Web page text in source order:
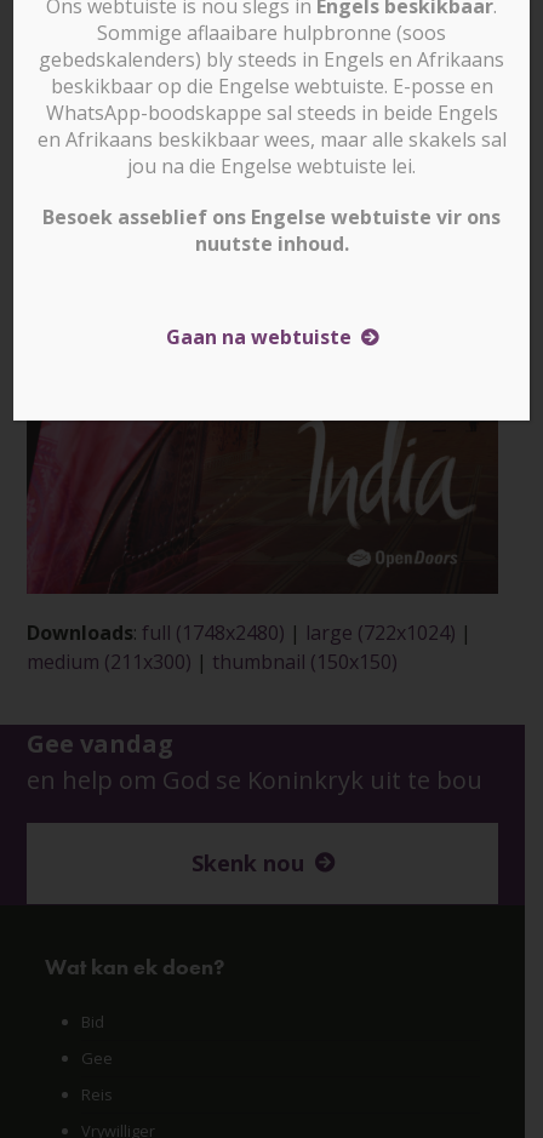
Downloads: full (1748x2480) | large (722x1024) |
medium (211x300) | thumbnail (150x150)
Gee vandag
en help om God se Koninkryk uit te bou
Skenk nou
Wat kan ek doen?
Bid
Gee
Reis
Vrywilliger
Ons webtuiste is nou slegs in Engels beskikbaar.
Sommige aflaaibare hulpbronne (soos
gebedskalenders) bly steeds in Engels en Afrikaans
beskikbaar op die Engelse webtuiste. E-posse en
WhatsApp-boodskappe sal steeds in beide Engels
en Afrikaans beskikbaar wees, maar alle skakels sal
jou na die Engelse webtuiste lei.
Besoek asseblief ons Engelse webtuiste vir ons
nuutste inhoud.
Gaan na webtuiste